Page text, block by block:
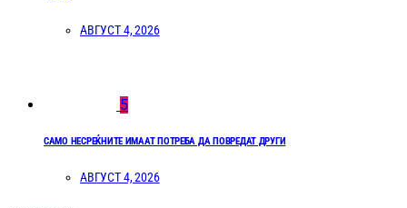
АВГУСТ 4, 2026
5
САМО НЕСРЕЌНИТЕ ИМААТ ПОТРЕБА ДА ПОВРЕДАТ ДРУГИ
АВГУСТ 4, 2026